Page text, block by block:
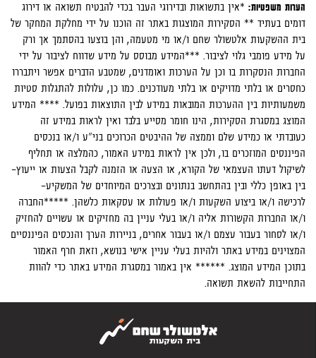
הערות משפטיות: *אין בתשואות ובדירוגי העבר בכדי להבטיח תשואה או דירוג
דומים בעתיד ** הסקירות המוצגות באתר זה הוכנו על ידי מחלקת המחקר של
בית ההשקעות אלטשולר שחם ו/או מי מטעמה, והן בוצעו בהסתמך אך ורק
על מידע פומבי גלוי לציבור. ***המידע מבוסס על מידע שדווח לציבור על ידי
החברות הנסקרות בו וכן על הערכות ואומדנים, שמטבע הדברים אפשר ויתבררו
כחסרים או בלתי מדויקים או בלתי מעודכנים. כמו כן, עלולות להתגלות סטיות
משמעותיות בין ההערכות המובאות במידע לבין התוצאות בפועל. **** המידע
המוצג במסגרת הסקירות, הינו חומר מסייע בלבד ואין לראות במידע זה
כעובדתי או כמידע שלם וממצה של ההיבטים הכרוכים בני"ע ו/או בנכסים
הפיננסים המוזכרים בו, ולכן אין לראות במידע האמור, כהמלצה או תחליף
לשיקול דעתו העצמאי של הקורא, או הצעה או הזמנה לקבל הצעות או ייעוץ-
בין באופן כללי ובין בהתחשב בנתונים ובצרכים המיוחדים של המשקיע-
לרכישה ו/או ביצוע השקעות ו/או פעולות או עסקאות כלשהן. *****החברה
ו/או החברות הקשורות אליה ו/או בעלי עניין בה מחזיקים או עשויים להחזיק
ו/או לסחור בעבור עצמם ו/או בעבור אחרים, בניירות הערך והנכסים הפיננסיים
המצוינים במידע באתר ולהיות בעלי עניין אישי בנושא, וזאת חרף האמור
בתוכן המידע המוצג. ****** אין באמור במסגרת המידע באתר כדי להוות
התחייבות להשאת תשואה.